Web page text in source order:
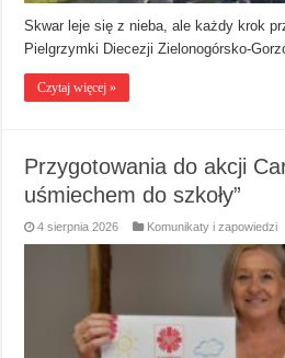
Skwar leje się z nieba, ale każdy krok
Pielgrzymki Diecezji Zielonogórsko-
Czytaj więcej »
Przygotowania do akcji
uśmiechem do szkoły”
4 sierpnia 2026 Komunikaty i zapowiedzi